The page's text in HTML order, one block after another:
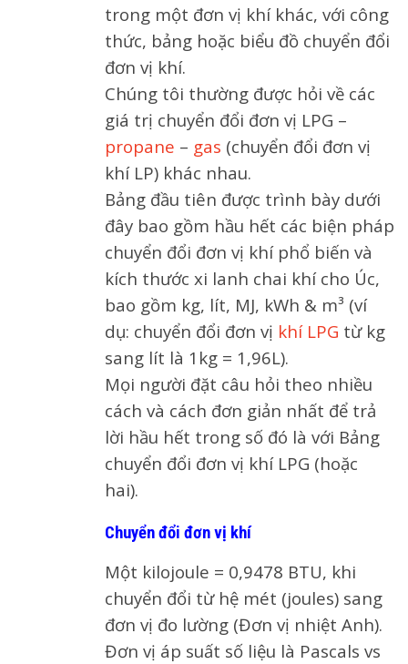
trong một đơn vị khí khác, với công
thức, bảng hoặc biểu đồ chuyển đổi
đơn vị khí.
Chúng tôi thường được hỏi về các
giá trị chuyển đổi đơn vị LPG –
propane – gas (chuyển đổi đơn vị
khí LP) khác nhau.
Bảng đầu tiên được trình bày dưới
đây bao gồm hầu hết các biện pháp
chuyển đổi đơn vị khí phổ biến và
kích thước xi lanh chai khí cho Úc,
bao gồm kg, lít, MJ, kWh & m³ (ví
dụ: chuyển đổi đơn vị khí LPG từ kg
sang lít là 1kg = 1,96L).
Mọi người đặt câu hỏi theo nhiều
cách và cách đơn giản nhất để trả
lời hầu hết trong số đó là với Bảng
chuyển đổi đơn vị khí LPG (hoặc
hai).
Chuyển đổi đơn vị khí
Một kilojoule = 0,9478 BTU, khi
chuyển đổi từ hệ mét (joules) sang
đơn vị đo lường (Đơn vị nhiệt Anh).
Đơn vị áp suất số liệu là Pascals vs